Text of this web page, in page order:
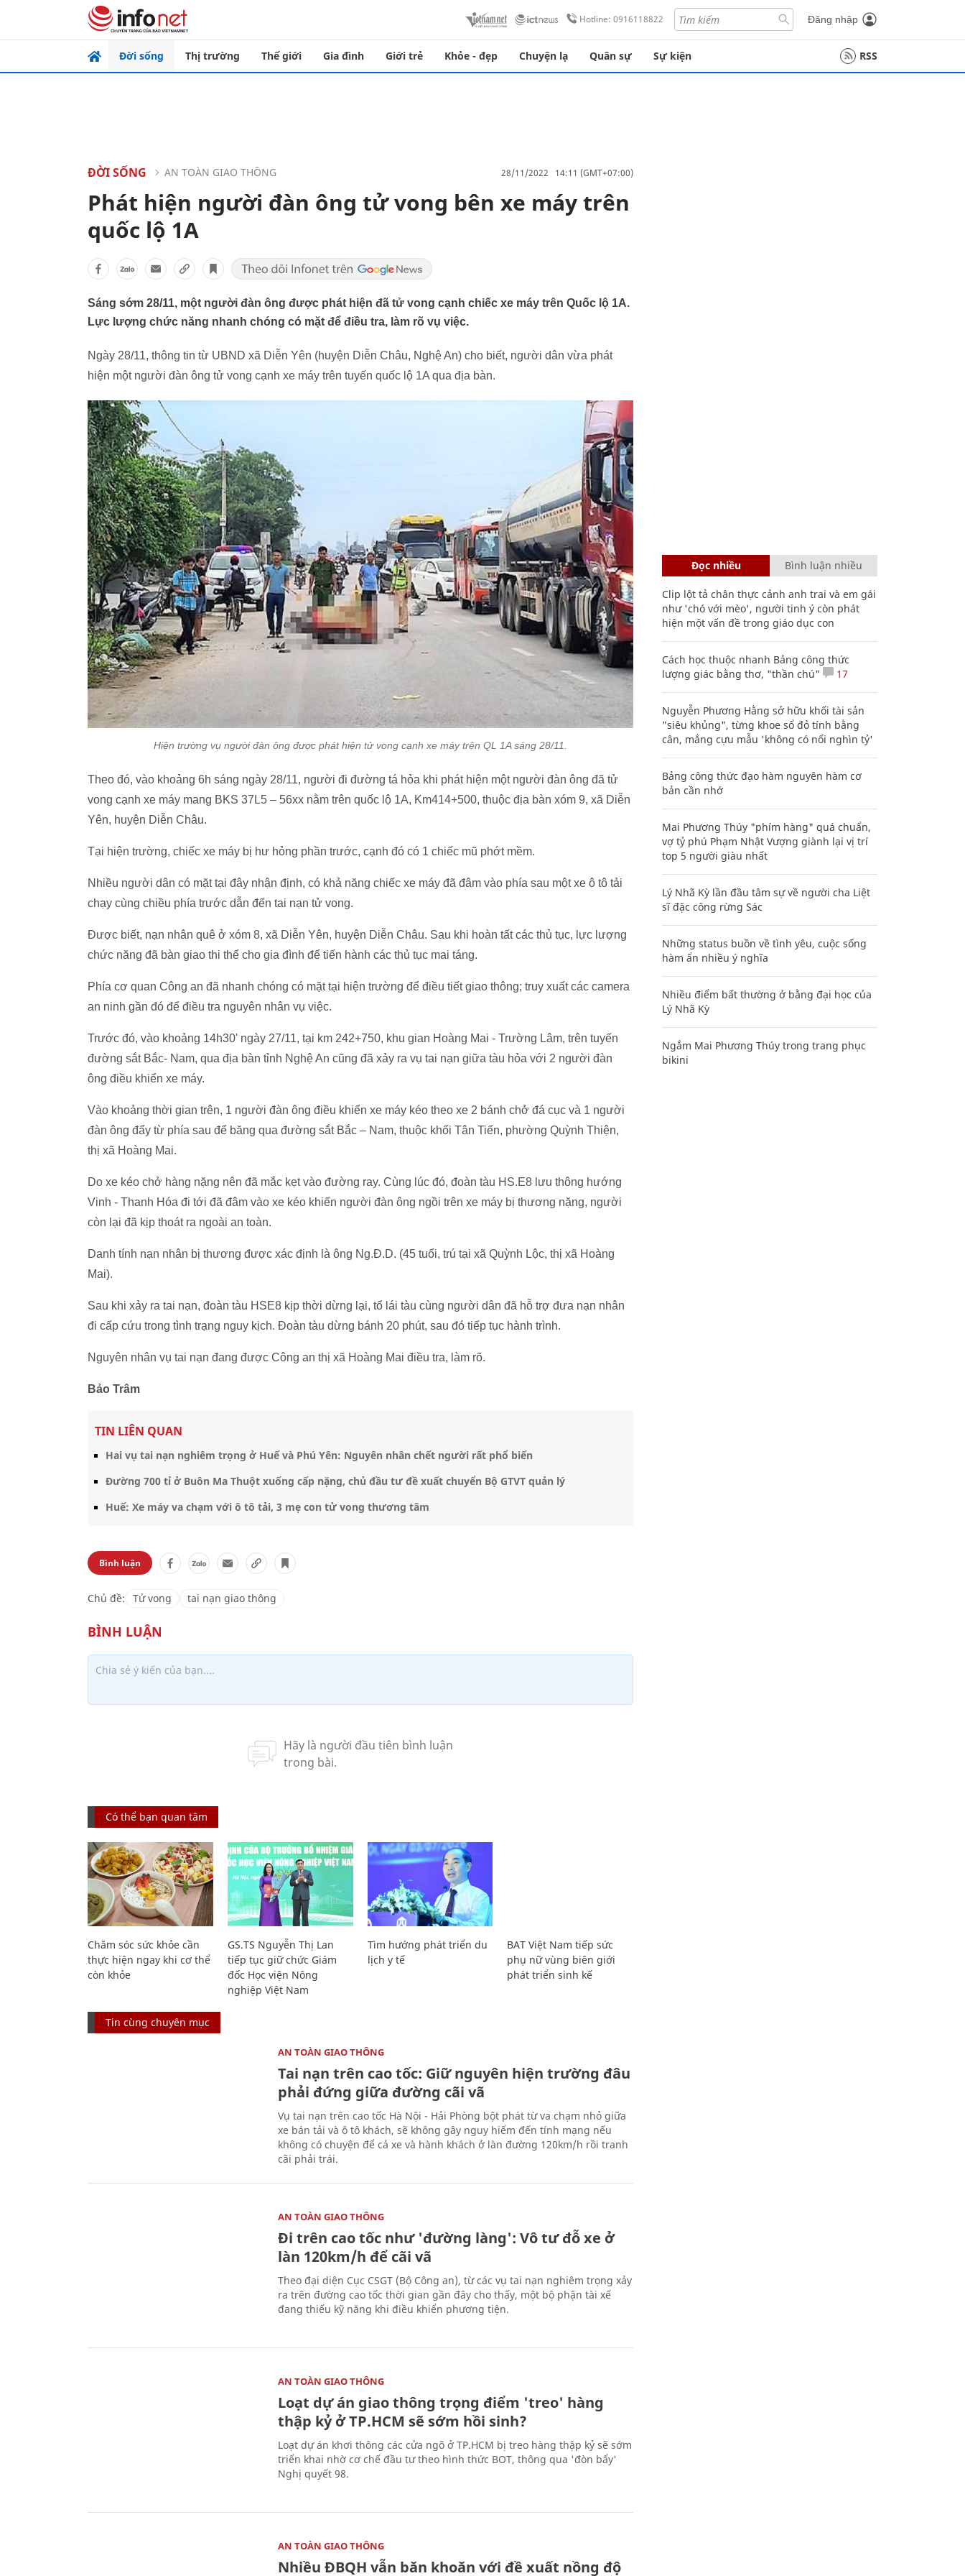
Hotline: 0916118822 Đăng nhập
Đời sống Thị trường Thế giới Gia đình Giới trẻ Khỏe - đẹp Chuyện lạ Quân sự Sự kiện RSS
ĐỜI SỐNG AN TOÀN GIAO THÔNG 28/11/2022 14:11 (GMT+07:00)
Phát hiện người đàn ông tử vong bên xe máy trên
quốc lộ 1A
Sáng sớm 28/11, một người đàn ông được phát hiện đã tử vong cạnh chiếc xe máy trên Quốc lộ 1A.
Lực lượng chức năng nhanh chóng có mặt để điều tra, làm rõ vụ việc.
Ngày 28/11, thông tin từ UBND xã Diễn Yên (huyện Diễn Châu, Nghệ An) cho biết, người dân vừa phát
hiện một người đàn ông tử vong cạnh xe máy trên tuyến quốc lộ 1A qua địa bàn.
Hiện trường vụ người đàn ông được phát hiện tử vong cạnh xe máy trên QL 1A sáng 28/11.
Theo đó, vào khoảng 6h sáng ngày 28/11, người đi đường tá hỏa khi phát hiện một người đàn ông đã tử
vong cạnh xe máy mang BKS 37L5 – 56xx nằm trên quốc lộ 1A, Km414+500, thuộc địa bàn xóm 9, xã Diễn
Yên, huyện Diễn Châu.
Tại hiện trường, chiếc xe máy bị hư hỏng phần trước, cạnh đó có 1 chiếc mũ phớt mềm.
Nhiều người dân có mặt tại đây nhận định, có khả năng chiếc xe máy đã đâm vào phía sau một xe ô tô tải
chạy cùng chiều phía trước dẫn đến tai nạn tử vong.
Được biết, nạn nhân quê ở xóm 8, xã Diễn Yên, huyện Diễn Châu. Sau khi hoàn tất các thủ tục, lực lượng
chức năng đã bàn giao thi thể cho gia đình để tiến hành các thủ tục mai táng.
Phía cơ quan Công an đã nhanh chóng có mặt tại hiện trường để điều tiết giao thông; truy xuất các camera
an ninh gần đó để điều tra nguyên nhân vụ việc.
Trước đó, vào khoảng 14h30' ngày 27/11, tại km 242+750, khu gian Hoàng Mai - Trường Lâm, trên tuyến
đường sắt Bắc- Nam, qua địa bàn tỉnh Nghệ An cũng đã xảy ra vụ tai nạn giữa tàu hỏa với 2 người đàn
ông điều khiển xe máy.
Vào khoảng thời gian trên, 1 người đàn ông điều khiển xe máy kéo theo xe 2 bánh chở đá cục và 1 người
đàn ông đẩy từ phía sau để băng qua đường sắt Bắc – Nam, thuộc khối Tân Tiến, phường Quỳnh Thiện,
thị xã Hoàng Mai.
Do xe kéo chở hàng nặng nên đã mắc kẹt vào đường ray. Cùng lúc đó, đoàn tàu HS.E8 lưu thông hướng
Vinh - Thanh Hóa đi tới đã đâm vào xe kéo khiến người đàn ông ngồi trên xe máy bị thương nặng, người
còn lại đã kịp thoát ra ngoài an toàn.
Danh tính nạn nhân bị thương được xác định là ông Ng.Đ.D. (45 tuổi, trú tại xã Quỳnh Lộc, thị xã Hoàng
Mai).
Sau khi xảy ra tai nạn, đoàn tàu HSE8 kịp thời dừng lại, tổ lái tàu cùng người dân đã hỗ trợ đưa nạn nhân
đi cấp cứu trong tình trạng nguy kịch. Đoàn tàu dừng bánh 20 phút, sau đó tiếp tục hành trình.
Nguyên nhân vụ tai nạn đang được Công an thị xã Hoàng Mai điều tra, làm rõ.
Bảo Trâm
TIN LIÊN QUAN
Hai vụ tai nạn nghiêm trọng ở Huế và Phú Yên: Nguyên nhân chết người rất phổ biến
Đường 700 tỉ ở Buôn Ma Thuột xuống cấp nặng, chủ đầu tư đề xuất chuyển Bộ GTVT quản lý
Huế: Xe máy va chạm với ô tô tải, 3 mẹ con tử vong thương tâm
Bình luận
Chủ đề: Tử vong tai nạn giao thông
Có thể bạn quan tâm
Chăm sóc sức khỏe cần
thực hiện ngay khi cơ thể
còn khỏe
GS.TS Nguyễn Thị Lan
tiếp tục giữ chức Giám
đốc Học viện Nông
nghiệp Việt Nam
Tìm hướng phát triển du
lịch y tế
BAT Việt Nam tiếp sức
phụ nữ vùng biên giới
phát triển sinh kế
Tin cùng chuyên mục
AN TOÀN GIAO THÔNG
Tai nạn trên cao tốc: Giữ nguyên hiện trường đâu
phải đứng giữa đường cãi vã
Vụ tai nạn trên cao tốc Hà Nội - Hải Phòng bột phát từ va chạm nhỏ giữa
xe bán tải và ô tô khách, sẽ không gây nguy hiểm đến tính mạng nếu
không có chuyện để cả xe và hành khách ở làn đường 120km/h rồi tranh
cãi phải trái.
AN TOÀN GIAO THÔNG
Đi trên cao tốc như 'đường làng': Vô tư đỗ xe ở
làn 120km/h để cãi vã
Theo đại diện Cục CSGT (Bộ Công an), từ các vụ tai nạn nghiêm trọng xảy
ra trên đường cao tốc thời gian gần đây cho thấy, một bộ phận tài xế
đang thiếu kỹ năng khi điều khiển phương tiện.
AN TOÀN GIAO THÔNG
Loạt dự án giao thông trọng điểm 'treo' hàng
thập kỷ ở TP.HCM sẽ sớm hồi sinh?
Loạt dự án khơi thông các cửa ngõ ở TP.HCM bị treo hàng thập kỷ sẽ sớm
triển khai nhờ cơ chế đầu tư theo hình thức BOT, thông qua 'đòn bẩy'
Nghị quyết 98.
AN TOÀN GIAO THÔNG
Nhiều ĐBQH vẫn băn khoăn với đề xuất nồng độ
Đọc nhiều Bình luận nhiều
Clip lột tả chân thực cảnh anh trai và em gái
như 'chó với mèo', người tinh ý còn phát
hiện một vấn đề trong giáo dục con
Cách học thuộc nhanh Bảng công thức
lượng giác bằng thơ, "thần chú"
17
Nguyễn Phương Hằng sở hữu khối tài sản
"siêu khủng", từng khoe sổ đỏ tính bằng
cân, mắng cựu mẫu 'không có nổi nghìn tỷ'
Bảng công thức đạo hàm nguyên hàm cơ
bản cần nhớ
Mai Phương Thúy "phím hàng" quá chuẩn,
vợ tỷ phú Phạm Nhật Vượng giành lại vị trí
top 5 người giàu nhất
Lý Nhã Kỳ lần đầu tâm sự về người cha Liệt
sĩ đặc công rừng Sác
Những status buồn về tình yêu, cuộc sống
hàm ẩn nhiều ý nghĩa
Nhiều điểm bất thường ở bằng đại học của
Lý Nhã Kỳ
Ngắm Mai Phương Thúy trong trang phục
bikini